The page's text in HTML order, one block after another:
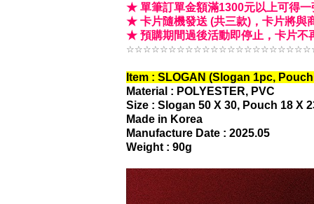
★ 單筆訂單金額滿1300元以上可得
★ 卡片隨機發送 (共三款)，卡片將與
★ 預購期間過後活動即停止，卡片不
Item : SLOGAN (Slogan 1pc,
Material : POLYESTER, PVC
Size : Slogan 50 X 30, Pouch 18 X
Made in Korea
Manufacture Date : 2025.05
Weight : 90g